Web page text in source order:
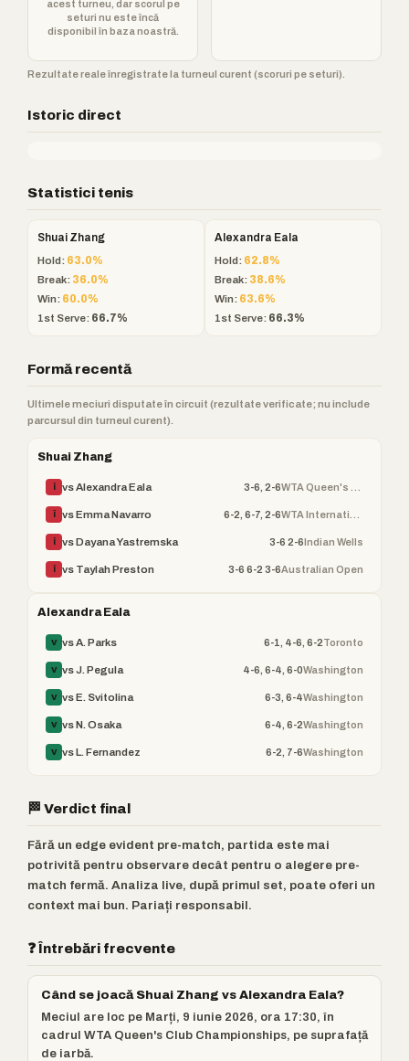
acest turneu, dar scorul pe
seturi nu este încă
disponibil în baza noastră.
Rezultate reale înregistrate la turneul curent (scoruri pe seturi).
Istoric direct
Statistici tenis
Shuai Zhang
Hold: 63.0%
Break: 36.0%
Win: 60.0%
1st Serve: 66.7%
Alexandra Eala
Hold: 62.8%
Break: 38.6%
Win: 63.6%
1st Serve: 66.3%
Formă recentă
Ultimele meciuri disputate în circuit (rezultate verificate; nu include
parcursul din turneul curent).
Shuai Zhang
Î vs Alexandra Eala 3-6, 2-6
Î vs Emma Navarro 6-2, 6-7, 2-6
Î vs Dayana Yastremska 3-6 2-6Indian Wells
Î vs Taylah Preston 3-6 6-2 3-6Australian Open
Alexandra Eala
V vs A. Parks 6-1, 4-6, 6-2Toronto
V vs J. Pegula 4-6, 6-4, 6-0Washington
V vs E. Svitolina 6-3, 6-4Washington
V vs N. Osaka 6-4, 6-2Washington
V vs L. Fernandez 6-2, 7-6Washington
🏁 Verdict final
Fără un edge evident pre-match, partida este mai
potrivită pentru observare decât pentru o alegere pre-
match fermă. Analiza live, după primul set, poate oferi un
context mai bun. Pariați responsabil.
❓ Întrebări frecvente
Când se joacă Shuai Zhang vs Alexandra Eala?
Meciul are loc pe Marți, 9 iunie 2026, ora 17:30, în
cadrul WTA Queen's Club Championships, pe suprafață
de iarbă.